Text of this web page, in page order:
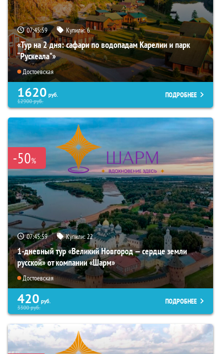
07:45:57 Купили:6
«Тур на 2 дня: сафари по водопадам Карелии и парк
“Рускеала"»
Достоевская
1620 руб.
12900руб.
ПОДРОБНЕЕ
-50%
07:45:57 Купили:22
1-дневный тур «Великий Новгород — сердце земли
русской» от компании «Шарм»
Достоевская
420 руб.
3300руб.
ПОДРОБНЕЕ